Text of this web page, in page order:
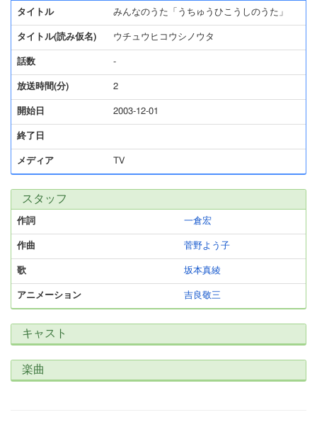
タイトル みんなのうた「うちゅうひこうしのうた」
タイトル(読み仮名) ウチュウヒコウシノウタ
話数 -
放送時間(分) 2
開始日 2003-12-01
終了日
メディア TV
スタッフ
作詞 一倉宏
作曲 菅野よう子
歌 坂本真綾
アニメーション 吉良敬三
キャスト
楽曲